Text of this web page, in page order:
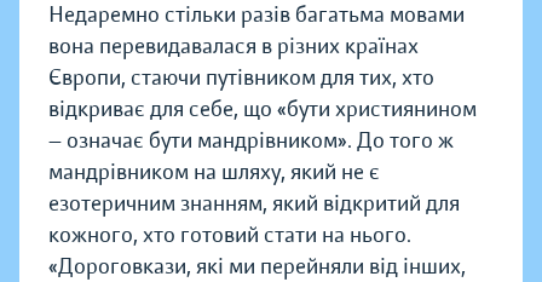
Недаремно стільки разів багатьма мовами
вона перевидавалася в різних країнах
Європи, стаючи путівником для тих, хто
відкриває для себе, що «бути християнином
— означає бути мандрівником». До того ж
мандрівником на шляху, який не є
езотеричним знанням, який відкритий для
кожного, хто готовий стати на нього.
«Дороговкази, які ми перейняли від інших,